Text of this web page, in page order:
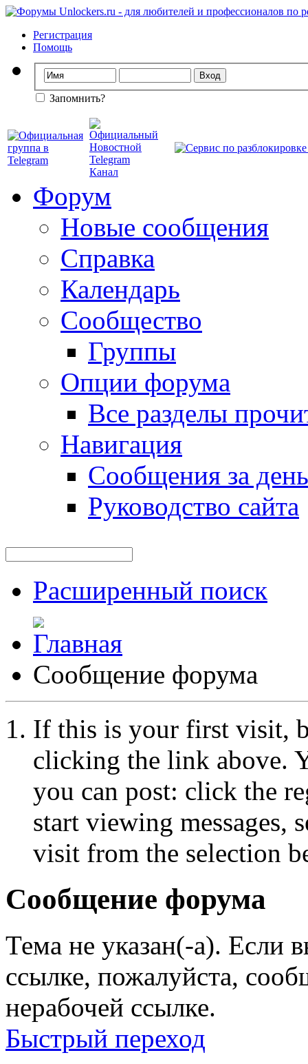
Регистрация
Помощь
Запомнить?
Форум
Новые сообщения
Справка
Календарь
Сообщество
Группы
Опции форума
Все разделы
Навигация
Сообщения за день
Руководство сайта
Расширенный поиск
Сообщение форума
If this is your first visit,
clicking the link above.
you can post: click the
start viewing messages,
visit from the selection
Сообщение форума
Тема не указан(-а). Если
ссылке, пожалуйста,
нерабочей ссылке.
Быстрый переход